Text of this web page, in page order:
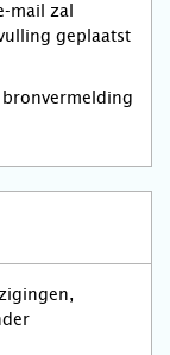
mail zal
geplaatst